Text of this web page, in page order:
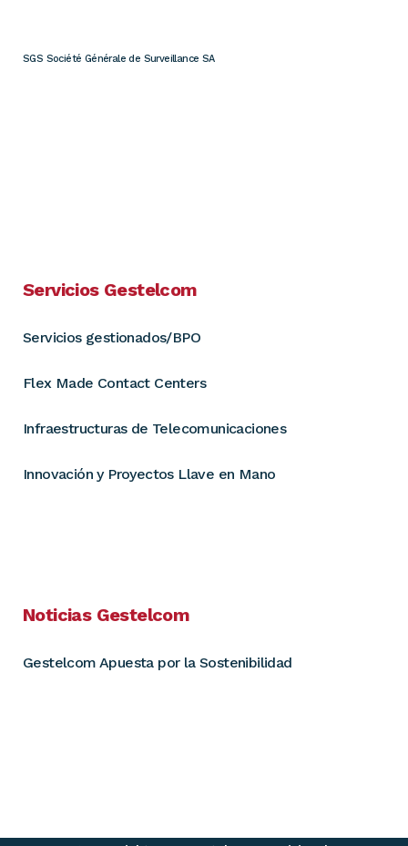
SGS Société Générale de Surveillance SA
Servicios Gestelcom
Servicios gestionados/BPO
Flex Made Contact Centers
Infraestructuras de Telecomunicaciones
Innovación y Proyectos Llave en Mano
Noticias Gestelcom
Gestelcom Apuesta por la Sostenibilidad